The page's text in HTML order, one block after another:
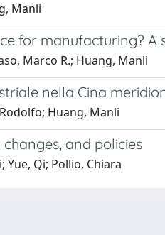
Manli
for manufacturing? A
Marco R.; Huang, Manli
nella Cina
Huang, Manli
and policies
Yue, Qi; Pollio, Chiara